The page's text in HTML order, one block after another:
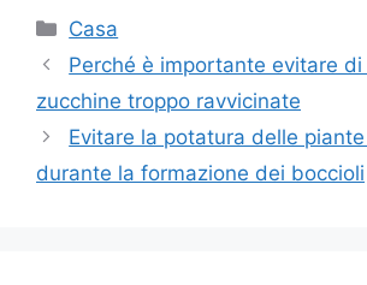
Categorie
Casa
Perché è importante evitare
zucchine troppo ravvicinate
Evitare la potatura delle
durante la formazione dei boccioli